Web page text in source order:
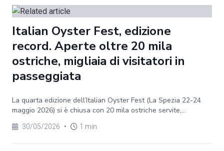
Italian Oyster Fest, edizione
record. Aperte oltre 20 mila
ostriche, migliaia di visitatori in
passeggiata
La quarta edizione dell’Italian Oyster Fest (La Spezia 22-24
maggio 2026) si è chiusa con 20 mila ostriche servite,...
30/05/2026 • 1 min